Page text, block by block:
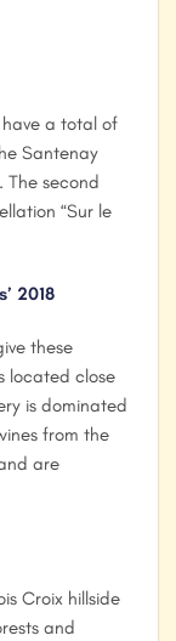
a total of
Santenay
The second
“Sur le
2018
these
located close
is dominated
from the
are
Croix hillside
and